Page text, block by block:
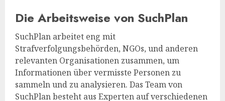
Die Arbeitsweise von SuchPlan
SuchPlan arbeitet eng mit
Strafverfolgungsbehörden, NGOs, und anderen
relevanten Organisationen zusammen, um
Informationen über vermisste Personen zu
sammeln und zu analysieren. Das Team von
SuchPlan besteht aus Experten auf verschiedenen